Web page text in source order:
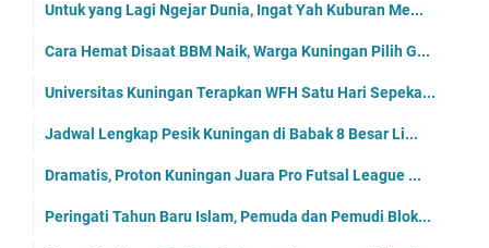
Untuk yang Lagi Ngejar Dunia, Ingat Yah Kuburan Me...
Cara Hemat Disaat BBM Naik, Warga Kuningan Pilih G...
Universitas Kuningan Terapkan WFH Satu Hari Sepeka...
Jadwal Lengkap Pesik Kuningan di Babak 8 Besar Li...
Dramatis, Proton Kuningan Juara Pro Futsal League ...
Peringati Tahun Baru Islam, Pemuda dan Pemudi Blok...